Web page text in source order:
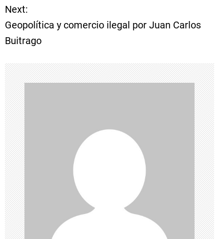
e
g
a
c
i
ó
n
d
e
e
Next:
Geopolítica y comercio ilegal por Juan Carlos
Buitrago